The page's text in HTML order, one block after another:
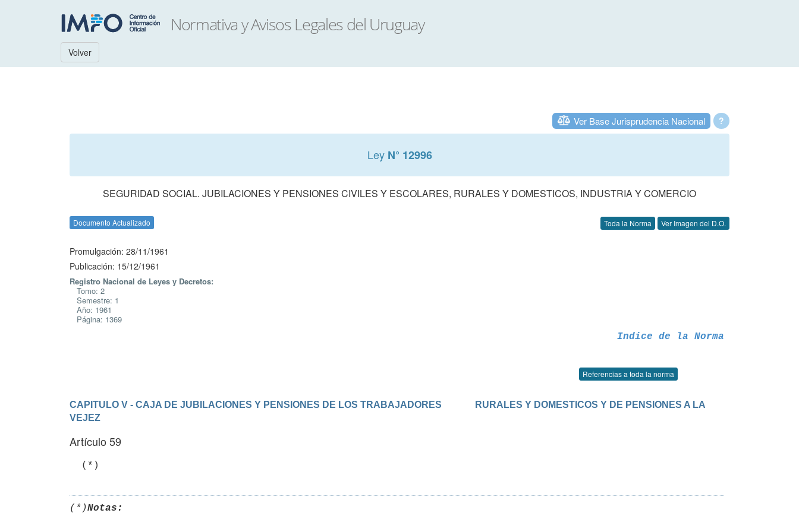
Volver
?
Ver Base Jurisprudencia Nacional
Ley N° 12996
SEGURIDAD SOCIAL. JUBILACIONES Y PENSIONES CIVILES Y ESCOLARES, RURALES Y DOMESTICOS, INDUSTRIA Y COMERCIO
Documento Actualizado Toda la Norma Ver Imagen del D.O.
Promulgación: 28/11/1961
Publicación: 15/12/1961
Registro Nacional de Leyes y Decretos:
Tomo: 2
Semestre: 1
Año: 1961
Página: 1369
Indice de la Norma
Referencias a toda la norma
CAPITULO V - CAJA DE JUBILACIONES Y PENSIONES DE LOS TRABAJADORES              RURALES Y DOMESTICOS Y DE PENSIONES A LA
VEJEZ
Artículo 59
(*)Notas: